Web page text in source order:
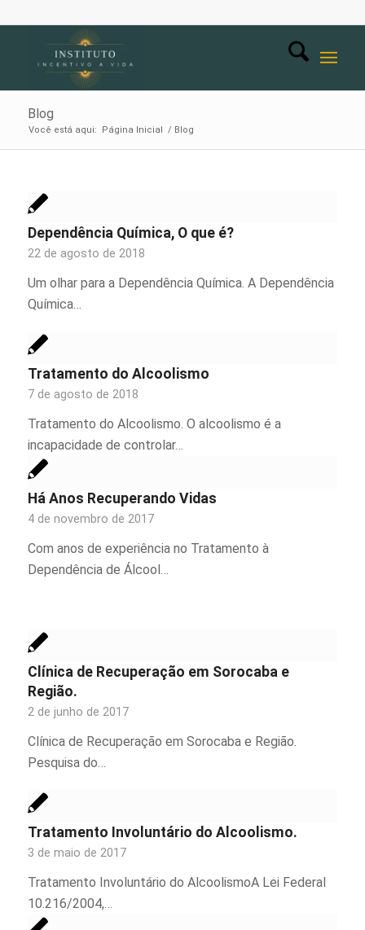
Blog
Você está aqui: Página Inicial / Blog
Dependência Química, O que é?
22 de agosto de 2018
Um olhar para a Dependência Química. A Dependência
Química…
Tratamento do Alcoolismo
7 de agosto de 2018
Tratamento do Alcoolismo. O alcoolismo é a
incapacidade de controlar…
Há Anos Recuperando Vidas
4 de novembro de 2017
Com anos de experiência no Tratamento à
Dependência de Álcool…
Clínica de Recuperação em Sorocaba e
Região.
2 de junho de 2017
Clínica de Recuperação em Sorocaba e Região.
Pesquisa do…
Tratamento Involuntário do Alcoolismo.
3 de maio de 2017
Tratamento Involuntário do AlcoolismoA Lei Federal
10.216/2004,…